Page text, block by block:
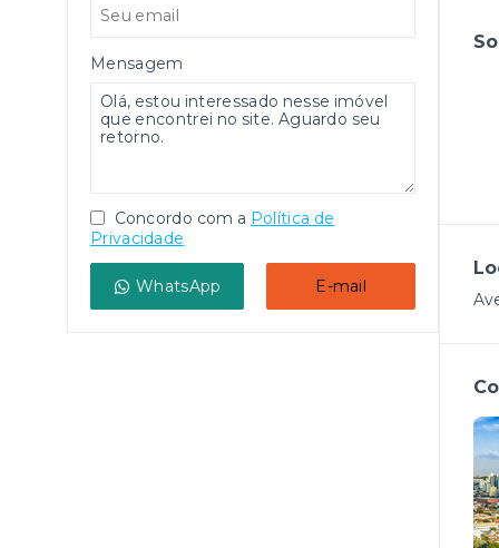
Mensagem
Concordo com a Política de
Privacidade
WhatsApp E-mail